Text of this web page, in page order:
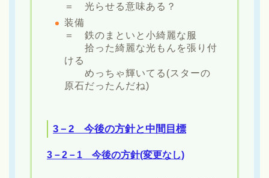
＝ 光らせる意味ある？
装備
＝ 鉄のまといと小綺麗な服
拾った綺麗な光もんを張り付
ける
めっちゃ輝いてる(スターの
原石だったんだね)
3－2 今後の方針と中間目標
3－2－1 今後の方針(変更なし)